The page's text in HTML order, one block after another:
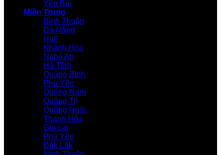
Yên Bái
Miền Trung
Bình Thuận
Đà Nẵng
Huế
Khánh Hòa
Nghệ An
Hà Tĩnh
Quảng Bình
Phú Yên
Quảng Nam
Quảng Trị
Quảng Ngãi
Thanh Hóa
Gia Lai
Phú Yên
Đăk Lăk